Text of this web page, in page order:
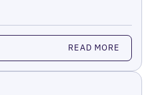
READ MORE